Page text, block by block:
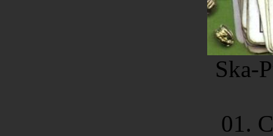
Ska-
01.